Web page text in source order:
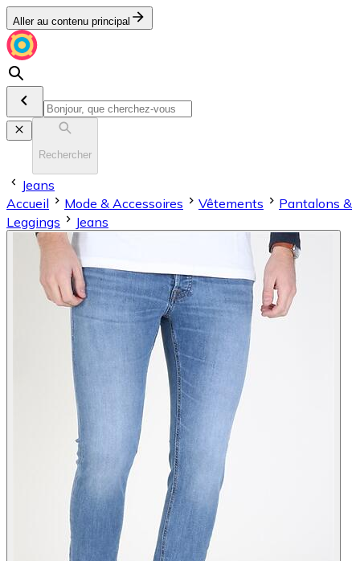
Aller au contenu principal
Rechercher
Jeans
Accueil
Mode & Accessoires Vêtements
Pantalons &
Leggings
Jeans